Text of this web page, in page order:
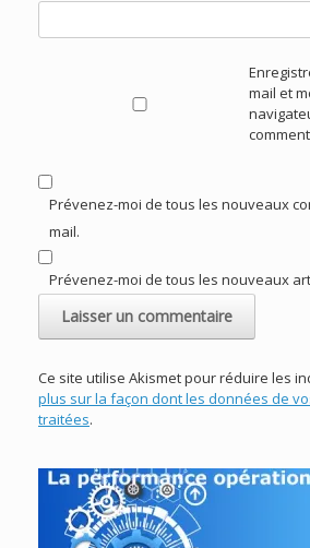
mail et
Prévenez-moi de tous les nouveaux
mail.
Prévenez-moi de tous les nouveaux
Ce site utilise Akismet pour réduire les
plus sur la façon dont les données de
traitées.